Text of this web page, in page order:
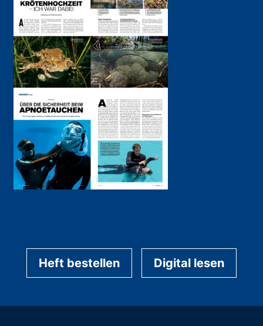
Heft bestellen Digital lesen